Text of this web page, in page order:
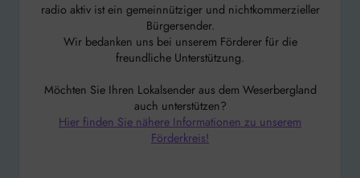
radio aktiv ist ein gemeinnütziger und nichtkommerzieller
Bürgersender.
Wir bedanken uns bei unserem Förderer für die
freundliche Unterstützung.
Möchten Sie Ihren Lokalsender aus dem Weserbergland
auch unterstützen?
Hier finden Sie nähere Informationen zu unserem
Förderkreis!